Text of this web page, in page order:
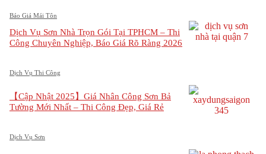
Báo Giá Mái Tôn
Dịch Vụ Sơn Nhà Trọn Gói Tại TPHCM – Thi
Công Chuyên Nghiệp, Báo Giá Rõ Ràng 2026
Dịch Vụ Thi Công
【Cập Nhật 2025】Giá Nhân Công Sơn Bả
Tường Mới Nhất – Thi Công Đẹp, Giá Rẻ
Dịch Vụ Sơn